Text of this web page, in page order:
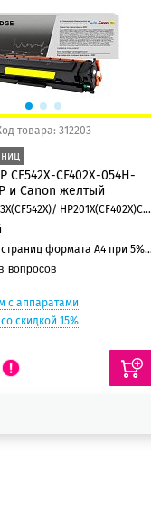
товара: 312203
CF542X-CF402X-054H-
и Canon желтый
HP203X(CF542X)/ HP201X(CF402X)Canon 054H/ Canon 045H
формата А4 при 5% заполнении страницы
вопросов
с аппаратами
скидкой 15%